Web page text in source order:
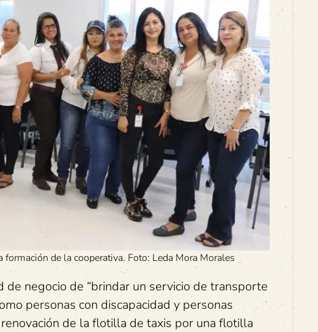
de la cooperativa. Foto: Leda Mora Morales
negocio de “brindar un servicio de transporte
personas con discapacidad y personas
renovación de la flotilla de taxis por una flotilla